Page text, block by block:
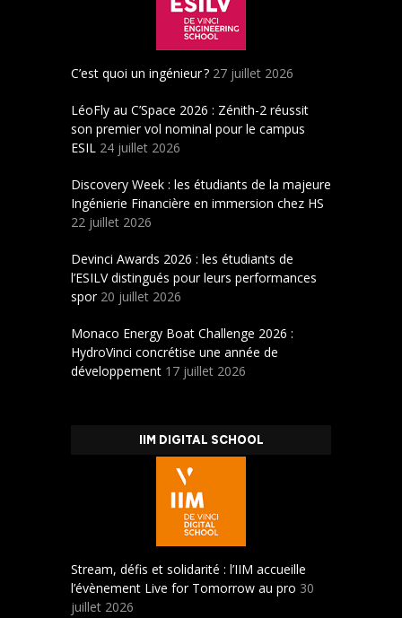
C’est quoi un ingénieur ? 27 juillet 2026
LéoFly au C’Space 2026 : Zénith-2 réussit
son premier vol nominal pour le campus
ESIL 24 juillet 2026
Discovery Week : les étudiants de la majeure
Ingénierie Financière en immersion chez HS
22 juillet 2026
Devinci Awards 2026 : les étudiants de
l’ESILV distingués pour leurs performances
spor 20 juillet 2026
Monaco Energy Boat Challenge 2026 :
HydroVinci concrétise une année de
développement 17 juillet 2026
IIM DIGITAL SCHOOL
Stream, défis et solidarité : l’IIM accueille
l’évènement Live for Tomorrow au pro 30
juillet 2026